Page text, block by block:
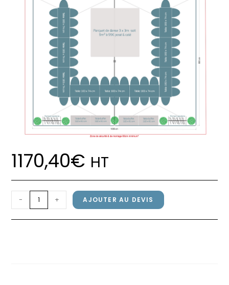
1170,40€ HT
quantité
de
Pack
- + AJOUTER AU DEVIS